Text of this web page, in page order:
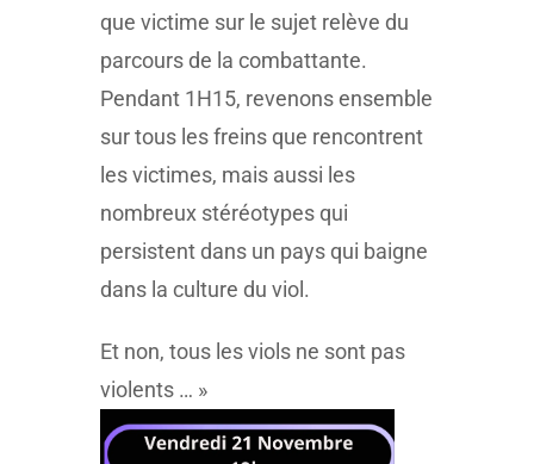
que victime sur le sujet relève du
parcours de la combattante.
Pendant 1H15, revenons ensemble
sur tous les freins que rencontrent
les victimes, mais aussi les
nombreux stéréotypes qui
persistent dans un pays qui baigne
dans la culture du viol.
Et non, tous les viols ne sont pas
violents … »